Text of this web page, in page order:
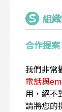
組織
合作提案
我們非常
電話與
用，絕不
請將您的